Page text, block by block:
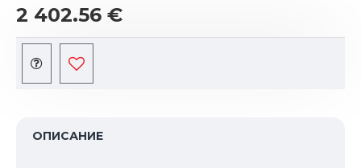
2 402.56 €
ОПИСАНИЕ